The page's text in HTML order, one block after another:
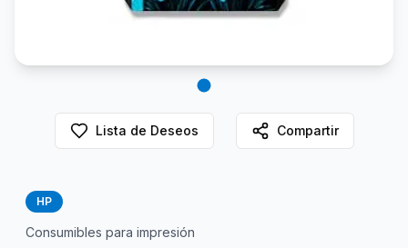
Lista de Deseos Compartir
HP
Consumibles para impresión